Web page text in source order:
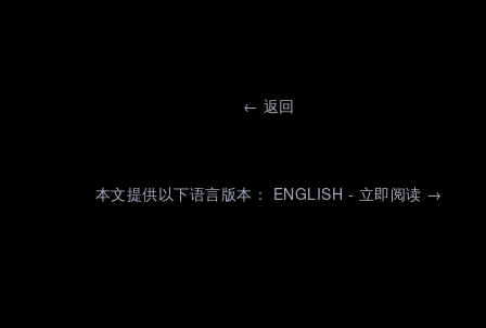
← 返回
本文提供以下语言版本： ENGLISH - 立即阅读 →